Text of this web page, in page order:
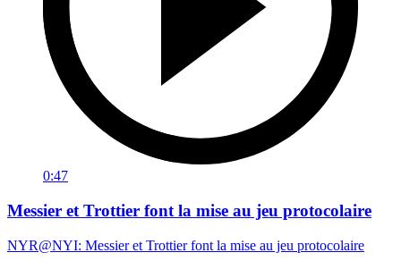
0:47
Messier et Trottier font la mise au jeu protocolaire
NYR@NYI: Messier et Trottier font la mise au jeu protocolaire